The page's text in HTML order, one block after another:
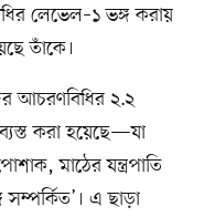
লেভেল–১ ভঙ্গ করায়
তাঁকে।
আচরণবিধির ২.২
করা হয়েছে—যা
মাঠের যন্ত্রপাতি
এ ছাড়া